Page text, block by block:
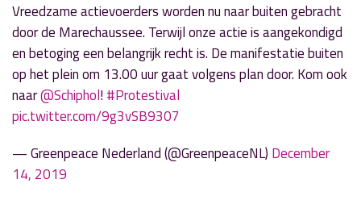
Vreedzame actievoerders worden nu naar buiten gebracht
door de Marechaussee. Terwijl onze actie is aangekondigd
en betoging een belangrijk recht is. De manifestatie buiten
op het plein om 13.00 uur gaat volgens plan door. Kom ook
naar@Schiphol! #Protestival
pic.twitter.com/9g3vSB9307
— Greenpeace Nederland (@GreenpeaceNL) December
14, 2019